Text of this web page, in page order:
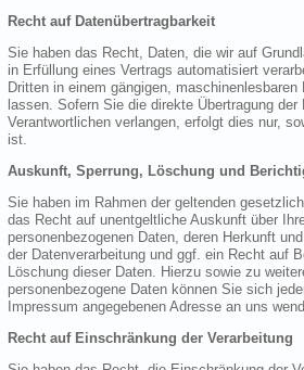
Recht auf Datenübertragbarkeit
Sie haben das Recht, Daten, die wir auf
in Erfüllung eines Vertrags automatisiert
Dritten in einem gängigen,
lassen. Sofern Sie die direkte Übertragung der
Verantwortlichen verlangen, erfolgt dies nur,
ist.
Auskunft, Sperrung, Löschung und
Sie haben im Rahmen der geltenden
das Recht auf unentgeltliche Auskunft über
personenbezogenen Daten, deren Herkunft
der Datenverarbeitung und ggf. ein Recht auf
Löschung dieser Daten. Hierzu sowie zu
personenbezogene Daten können Sie sich
Impressum angegebenen Adresse an uns
Recht auf Einschränkung der Verarbeitung